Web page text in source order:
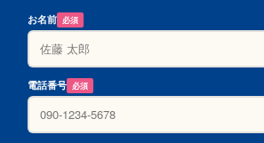
お名前 必須
電話番号 必須